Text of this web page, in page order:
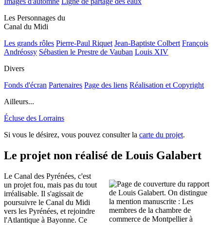
Les Personnages du
Canal du Midi
Les grands rôles Pierre-Paul Riquet Jean-Baptiste Colbert François
Andréossy Sébastien le Prestre de Vauban Louis XIV
Divers
Fonds d'écran Partenaires Page des liens Réalisation et Copyright
Ailleurs...
Écluse des Lorrains
Si vous le désirez, vous pouvez consulter la carte du projet.
Le projet non réalisé de Louis Galabert
Le Canal des Pyrénées, c'est
un projet fou, mais pas du tout
irréalisable. Il s'agissait de
poursuivre le Canal du Midi
vers les Pyrénées, et rejoindre
l'Atlantique à Bayonne. Ce